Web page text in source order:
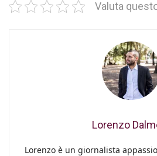
Valuta
Lorenzo
Lorenzo è un giornalista